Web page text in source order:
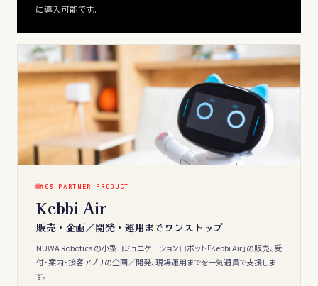
に導入可能です。
#03 PARTNER PRODUCT
Kebbi Air
販売・企画／開発・運用までワンストップ
NUWA Robotics の小型コミュニケーションロボット「Kebbi Air」の販売、受
付・案内・接客アプリの企画／開発、現場運用までを一気通貫で支援しま
す。